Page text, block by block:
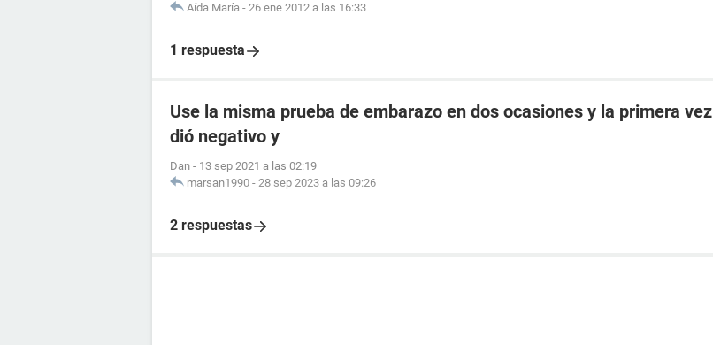
Aída María - 26 ene 2012 a las 16:33
1 respuesta
Use la misma prueba de embarazo en dos ocasiones y la primera vez
dió negativo y
Dan - 13 sep 2021 a las 02:19
marsan1990 - 28 sep 2023 a las 09:26
2 respuestas